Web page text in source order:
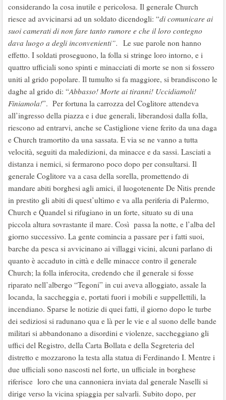
considerando la cosa inutile e pericolosa. Il generale Church
riesce ad avvicinarsi ad un soldato dicendogli: “di comunicare ai
suoi camerati di non fare tanto rumore e che il loro contegno
dava luogo a degli inconvenienti”. Le sue parole non hanno
effetto. I soldati proseguono, la folla si stringe loro intorno, e i
quattro ufficiali sono spinti e minacciati di morte se non si fossero
uniti al grido popolare. Il tumulto si fa maggiore, si brandiscono le
daghe al grido di: “Abbasso! Morte ai tiranni! Uccidiamoli!
Finiamola!”. Per fortuna la carrozza del Coglitore attendeva
all’ingresso della piazza e i due generali, liberandosi dalla folla,
riescono ad entrarvi, anche se Castiglione viene ferito da una daga
e Church tramortito da una sassata. E via se ne vanno a tutta
velocità, seguiti da maledizioni, da minacce e da sassi. Lasciati a
distanza i nemici, si fermarono poco dopo per consultarsi. Il
generale Coglitore va a casa della sorella, promettendo di
mandare abiti borghesi agli amici, il luogotenente De Nitis prende
in prestito gli abiti di quest’ultimo e va alla periferia di Palermo,
Church e Quandel si rifugiano in un forte, situato su di una
piccola altura sovrastante il mare. Così passa la notte, e l’alba del
giorno successivo. La gente comincia a passare per i fatti suoi,
barche da pesca si avvicinano ai villaggi vicini, alcuni parlano di
quanto è accaduto in città e delle minacce contro il generale
Church; la folla inferocita, credendo che il generale si fosse
riparato nell’albergo “Tegoni” in cui aveva alloggiato, assale la
locanda, la saccheggia e, portati fuori i mobili e suppellettili, la
incendiano. Sparse le notizie di quei fatti, il giorno dopo le turbe
dei sediziosi si radunano qua e là per le vie e al suono delle bande
militari si abbandonano a disordini e violenze, saccheggiano gli
uffici del Registro, della Carta Bollata e della Segreteria del
distretto e mozzarono la testa alla statua di Ferdinando I. Mentre i
due ufficiali sono nascosti nel forte, un ufficiale in borghese
riferisce loro che una cannoniera inviata dal generale Naselli si
dirige verso la vicina spiaggia per salvarli. Subito dopo, per